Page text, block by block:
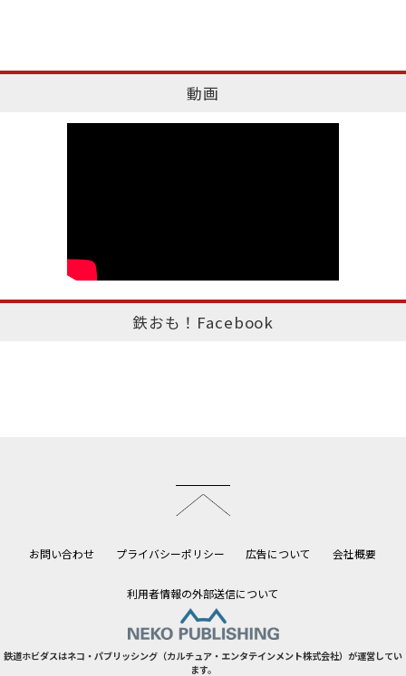
動画
鉄おも！Facebook
お問い合わせ プライバシーポリシー 広告について 会社概要
利用者情報の外部送信について
鉄道ホビダスはネコ・パブリッシング（カルチュア・エンタテインメント株式会社）が運営してい
ます。